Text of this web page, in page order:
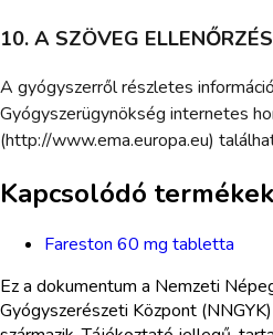
10. A SZÖVEG
A gyógyszerről részletes
Gyógyszerügynökség internetes
(http://www.ema.europa.eu)
Kapcsolódó termékek
Fareston 60 mg tabletta
Ez a dokumentum a Nemzeti
Gyógyszerészeti Központ